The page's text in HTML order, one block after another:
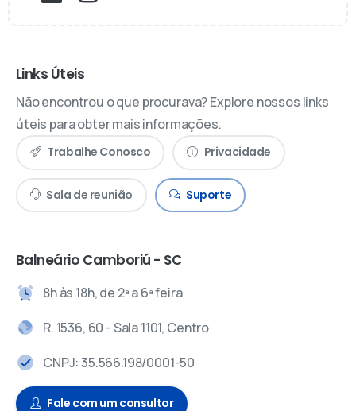
Links Úteis
Não encontrou o que procurava? Explore nossos links
úteis para obter mais informações.
Trabalhe Conosco Privacidade
Sala de reunião Suporte
Balneário Camboriú - SC
8h às 18h, de 2ª a 6ª feira
R. 1536, 60 - Sala 1101, Centro
CNPJ: 35.566.198/0001-50
Fale com um consultor